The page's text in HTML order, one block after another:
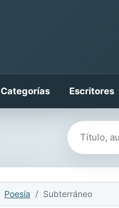
Categorías Escritores
Buscar
Poesía Subterráneo